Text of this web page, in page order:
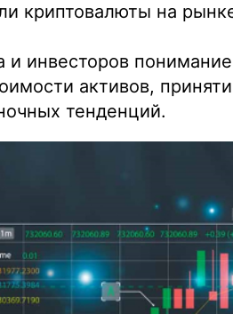
криптовалюты на
и инвесторов
активов,
тенденций.